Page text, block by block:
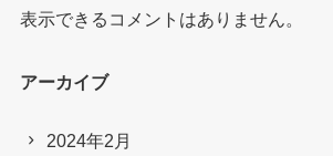
表示できるコメントはありません。
アーカイブ
2024年2月